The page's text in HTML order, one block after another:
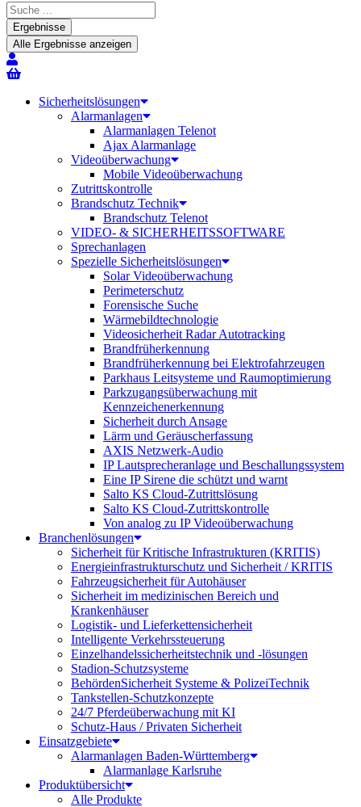
Search
...Ergebnisse
Alle Ergebnisse anzeigen
Sicherheitslösungen
Alarmanlagen
Alarmanlagen Telenot
Ajax Alarmanlage
Videoüberwachung
Mobile Videoüberwachung
Zutrittskontrolle
Brandschutz Technik
Brandschutz Telenot
VIDEO- & SICHERHEITSSOFTWARE
Sprechanlagen
Spezielle Sicherheitslösungen
Solar Videoüberwachung
Perimeterschutz
Forensische Suche
Wärmebildtechnologie
Videosicherheit Radar Autotracking​
Brandfrüherkennung
Brandfrüherkennung bei Elektrofahrzeugen
Parkhaus Leitsysteme und Raumoptimierung
Parkzugangsüberwachung mit
Kennzeichenerkennung
Sicherheit durch Ansage
Lärm und Geräuscherfassung
AXIS Netzwerk-Audio
IP Lautsprecheranlage und Beschallungssystem
Eine IP Sirene die schützt und warnt
Salto KS Cloud-Zutrittslösung
Salto KS Cloud-Zutrittskontrolle
Von analog zu IP Videoüberwachung
Branchenlösungen
Sicherheit für Kritische Infrastrukturen (KRITIS)
Energieinfrastrukturschutz und Sicherheit / KRITIS
Fahrzeugsicherheit für Autohäuser
Sicherheit im medizinischen Bereich und
Krankenhäuser
Logistik- und Lieferkettensicherheit
Intelligente Verkehrssteuerung
Einzelhandelssicherheitstechnik und -lösungen
Stadion-Schutzsysteme
BehördenSicherheit Systeme & PolizeiTechnik
Tankstellen-Schutzkonzepte​
24/7 Pferdeüberwachung mit KI
Schutz-Haus / Privaten Sicherheit
Einsatzgebiete
Alarmanlagen Baden-Württemberg
Alarmanlage Karlsruhe
Produktübersicht
Alle Produkte